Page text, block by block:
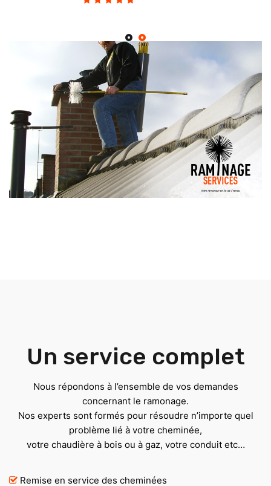
Un service complet
Nous répondons à l’ensemble de vos demandes
concernant le ramonage.
Nos experts sont formés pour résoudre n’importe quel
problème lié à votre cheminée,
votre chaudière à bois ou à gaz, votre conduit etc…
Remise en service des cheminées